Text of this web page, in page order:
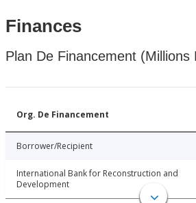
Finances
Plan De Financement (Millions
Org. De Financement
Borrower/Recipient
International Bank for Reconstruction and
Development